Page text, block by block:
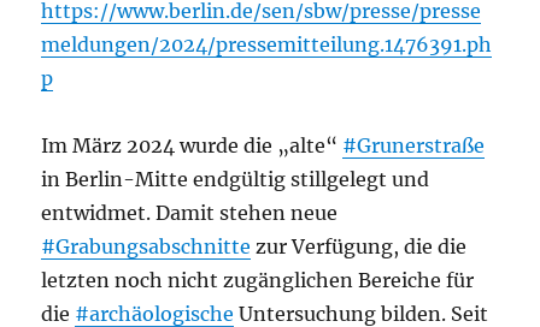
https://www.berlin.de/sen/sbw/presse/presse
meldungen/2024/pressemitteilung.1476391.ph
p
Im März 2024 wurde die „alte“ #Grunerstraße
in Berlin-Mitte endgültig stillgelegt und
entwidmet. Damit stehen neue
#Grabungsabschnitte zur Verfügung, die die
letzten noch nicht zugänglichen Bereiche für
die #archäologische Untersuchung bilden. Seit